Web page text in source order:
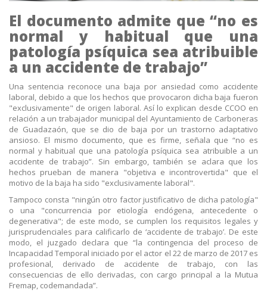
El documento admite que “no es
normal y habitual que una
patología psíquica sea atribuible
a un accidente de trabajo”
Una sentencia reconoce una baja por ansiedad como accidente
laboral, debido a que los hechos que provocaron dicha baja fueron
"exclusivamente" de origen laboral. Así lo explican desde CCOO en
relación a un trabajador municipal del Ayuntamiento de Carboneras
de Guadazaón, que se dio de baja por un trastorno adaptativo
ansioso. El mismo documento, que es firme, señala que “no es
normal y habitual que una patología psíquica sea atribuible a un
accidente de trabajo”. Sin embargo, también se aclara que los
hechos prueban de manera "objetiva e incontrovertida" que el
motivo de la baja ha sido "exclusivamente laboral".
Tampoco consta "ningún otro factor justificativo de dicha patología"
o una "concurrencia por etiología endógena, antecedente o
degenerativa"; de este modo, se cumplen los requisitos legales y
jurisprudenciales para calificarlo de ‘accidente de trabajo’. De este
modo, el juzgado declara que “la contingencia del proceso de
Incapacidad Temporal iniciado por el actor el 22 de marzo de 2017 es
profesional, derivado de accidente de trabajo, con las
consecuencias de ello derivadas, con cargo principal a la Mutua
Fremap, codemandada”.